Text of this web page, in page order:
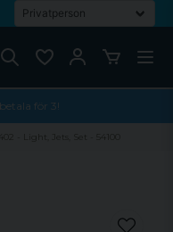
för 3!
- Light, Jets, Set - 54100